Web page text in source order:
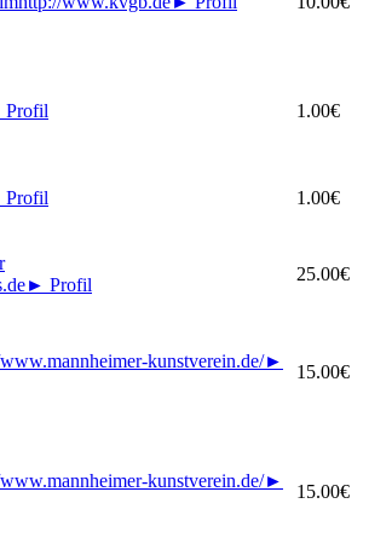
Profil 1.00€
Profil 1.00€
► Profil
25.00€
kunstverein.de/►
15.00€
kunstverein.de/►
15.00€